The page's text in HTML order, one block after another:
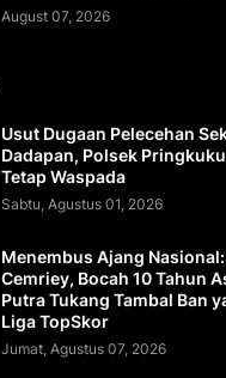
August 07, 2026
Usut Dugaan Pelecehan
Dadapan, Polsek
Tetap Waspada
Sabtu, Agustus 01, 2026
Menembus Ajang
Cemriey, Bocah 10 Tahun
Putra Tukang Tambal Ban
Liga TopSkor
Jumat, Agustus 07, 2026